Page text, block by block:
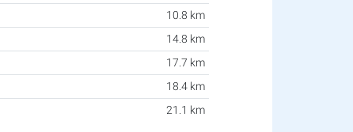
10.8 km
14.8 km
17.7 km
18.4 km
21.1 km